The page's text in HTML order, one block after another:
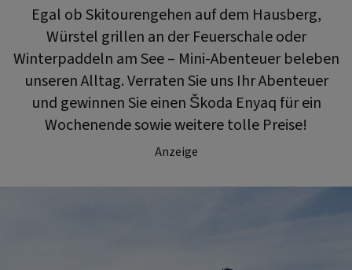
Egal ob Skitourengehen auf dem Hausberg,
Würstel grillen an der Feuerschale oder
Winterpaddeln am See – Mini-Abenteuer beleben
unseren Alltag. Verraten Sie uns Ihr Abenteuer
und gewinnen Sie einen Škoda Enyaq für ein
Wochenende sowie weitere tolle Preise!
Anzeige